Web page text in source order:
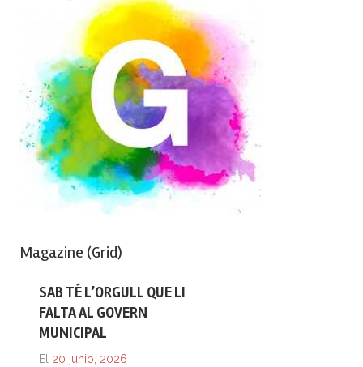
Magazine (Grid)
SAB TÉ L’ORGULL QUE LI
FALTA AL GOVERN
MUNICIPAL
El 20 junio, 2026